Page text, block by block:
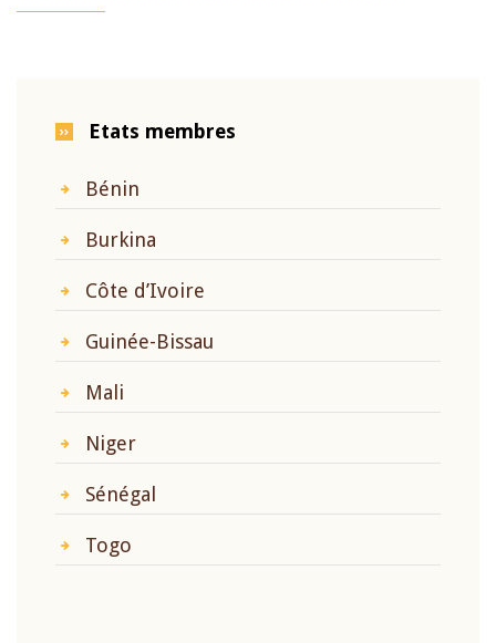
Etats membres
Bénin
Burkina
Côte d’Ivoire
Guinée-Bissau
Mali
Niger
Sénégal
Togo